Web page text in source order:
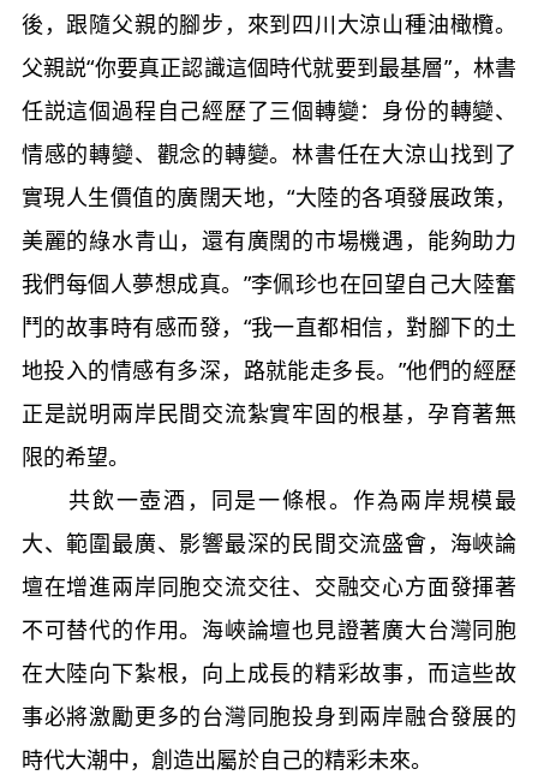
後，跟隨父親的腳步，來到四川大涼山種油橄欖。
父親説“你要真正認識這個時代就要到最基層”，林書
任説這個過程自己經歷了三個轉變：身份的轉變、
情感的轉變、觀念的轉變。林書任在大涼山找到了
實現人生價值的廣闊天地，“大陸的各項發展政策，
美麗的綠水青山，還有廣闊的市場機遇，能夠助力
我們每個人夢想成真。”李佩珍也在回望自己大陸奮
鬥的故事時有感而發，“我一直都相信，對腳下的土
地投入的情感有多深，路就能走多長。”他們的經歷
正是説明兩岸民間交流紮實牢固的根基，孕育著無
限的希望。
共飲一壺酒，同是一條根。作為兩岸規模最
大、範圍最廣、影響最深的民間交流盛會，海峽論
壇在增進兩岸同胞交流交往、交融交心方面發揮著
不可替代的作用。海峽論壇也見證著廣大台灣同胞
在大陸向下紮根，向上成長的精彩故事，而這些故
事必將激勵更多的台灣同胞投身到兩岸融合發展的
時代大潮中，創造出屬於自己的精彩未來。